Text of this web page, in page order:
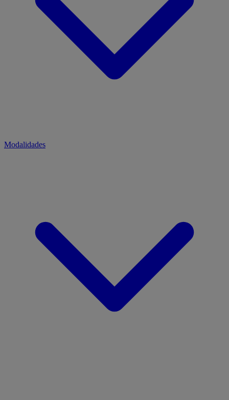
Modalidades